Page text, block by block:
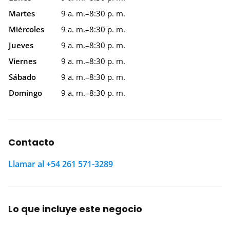
Martes
9 a. m.–8:30 p. m.
Miércoles
9 a. m.–8:30 p. m.
Jueves
9 a. m.–8:30 p. m.
Viernes
9 a. m.–8:30 p. m.
Sábado
9 a. m.–8:30 p. m.
Domingo
9 a. m.–8:30 p. m.
Contacto
Llamar al +54 261 571-3289
Lo que incluye este negocio